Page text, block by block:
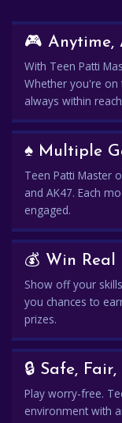
With Teen Patti
Whether you're
always within
♠️ Multiple
Teen Patti Master
and AK47. Each
engaged.
Show off your
you chances to
prizes.
🔒 Safe,
Play worry-free.
environment with